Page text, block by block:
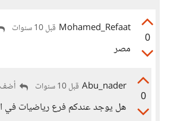
0
Mohamed_Refaat قبل 10 سنوات
مصر
0
Abu_nader قبل 10 سنوات أضف
هل يوجد عندكم فرع رياضيات في